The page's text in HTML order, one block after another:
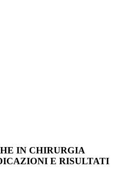
IN CHIRURGIA
E RISULTATI